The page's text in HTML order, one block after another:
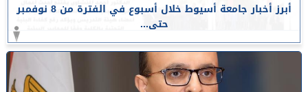
أبرز أخبار جامعة أسيوط خلال أسبوع في الفترة من 8 نوفمبر
حتى...